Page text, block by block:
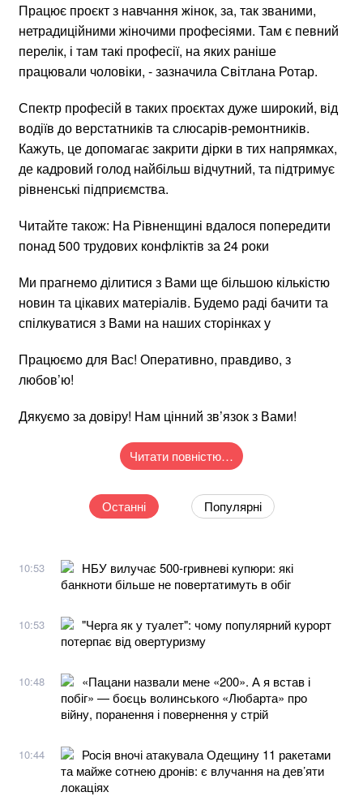
Працює проєкт з навчання жінок, за, так званими,
нетрадиційними жіночими професіями. Там є певний
перелік, і там такі професії, на яких раніше
працювали чоловіки, - зазначила Світлана Ротар.
Спектр професій в таких проєктах дуже широкий, від
водіїв до верстатників та слюсарів-ремонтників.
Кажуть, це допомагає закрити дірки в тих напрямках,
де кадровий голод найбільш відчутний, та підтримує
рівненські підприємства.
Читайте також: На Рівненщині вдалося попередити
понад 500 трудових конфліктів за 24 роки
Ми прагнемо ділитися з Вами ще більшою кількістю
новин та цікавих матеріалів. Будемо раді бачити та
спілкуватися з Вами на наших сторінках у
Працюємо для Вас! Оперативно, правдиво, з
любов’ю!
Дякуємо за довіру! Нам цінний зв’язок з Вами!
Читати повністю…
Останні Популярні
10:53
НБУ вилучає 500-гривневі купюри: які
банкноти більше не повертатимуть в обіг
10:53
"Черга як у туалет": чому популярний курорт
потерпає від овертуризму
10:48
«Пацани назвали мене «200». А я встав і
побіг» — боєць волинського «Любарта» про
війну, поранення і повернення у стрій
10:44
Росія вночі атакувала Одещину 11 ракетами
та майже сотнею дронів: є влучання на дев’яти
локаціях